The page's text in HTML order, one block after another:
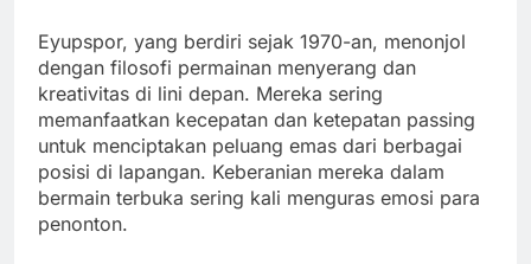
Eyupspor, yang berdiri sejak 1970-an, menonjol
dengan filosofi permainan menyerang dan
kreativitas di lini depan. Mereka sering
memanfaatkan kecepatan dan ketepatan passing
untuk menciptakan peluang emas dari berbagai
posisi di lapangan. Keberanian mereka dalam
bermain terbuka sering kali menguras emosi para
penonton.